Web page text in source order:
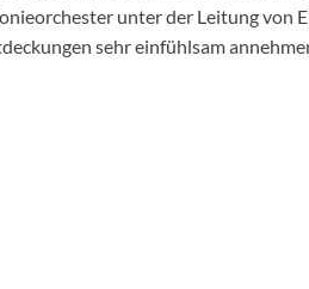
unter der Leitung von
sehr einfühlsam